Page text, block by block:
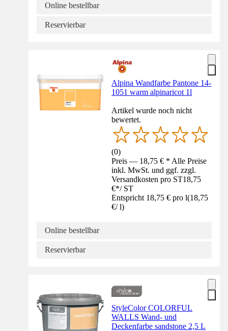
Online bestellbar
Reservierbar
Alpina Wandfarbe Pantone 14-
1051 warm alpinaricot 1l
Artikel wurde noch nicht
bewertet.
(0)
Preis — 18,75 € * Alle Preise
inkl. MwSt. und ggf. zzgl.
Versandkosten pro ST18,75
€*/ ST
Entspricht 18,75 € pro l(18,75
€/ l)
Online bestellbar
Reservierbar
StyleColor COLORFUL
WALLS Wand- und
Deckenfarbe sandstone 2,5 L